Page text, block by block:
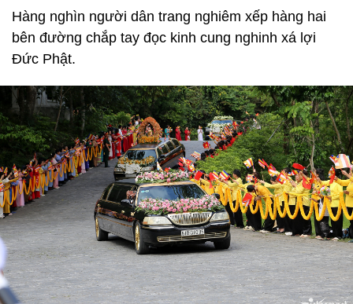
Hàng nghìn người dân trang nghiêm xếp hàng hai
bên đường chắp tay đọc kinh cung nghinh xá lợi
Đức Phật.